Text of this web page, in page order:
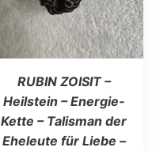
RUBIN ZOISIT –
Heilstein – Energie-
Kette – Talisman der
Eheleute für Liebe –